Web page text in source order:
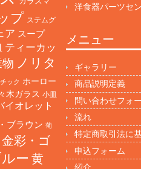
洋食器パーツセ
プ ステムグ
ア スープ
ティーカッ
物 ノリタ
ック ホーロー
木ガラス 小皿
イオレット
ブラウン 葡
金彩・ゴ
ー 黄
メニュー
ギャラリー
商品説明定義
問い合わせフォ
流れ
特定商取引法に
申込フォーム